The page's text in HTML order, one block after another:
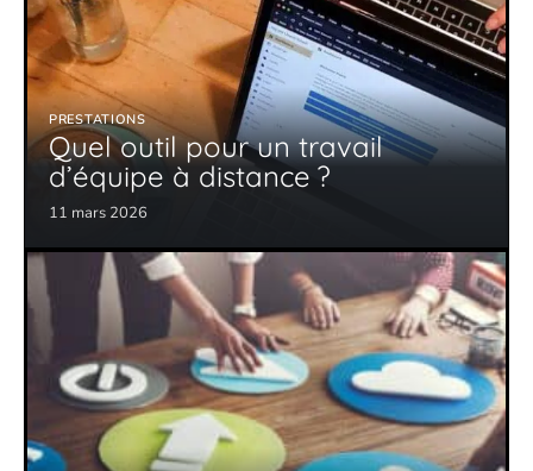
PRESTATIONS
Quel outil pour un travail
d’équipe à distance ?
11 mars 2026